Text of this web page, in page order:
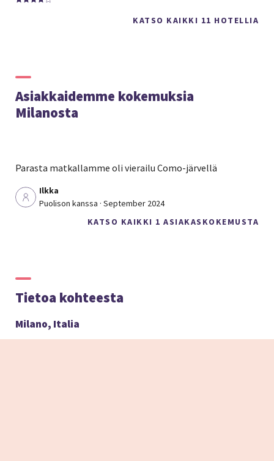
KATSO KAIKKI 11 HOTELLIA
Asiakkaidemme kokemuksia
Milanosta
KATSO KAIKKI 1 ASIAKASKOKEMUSTA
Parasta matkallamme oli vierailu Como-järvellä
Ilkka
Puolison kanssa · September 2024
Tietoa kohteesta
Milano, Italia